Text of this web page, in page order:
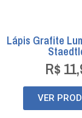
Lápis Grafite
R$
VER